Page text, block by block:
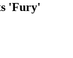
'Fury'